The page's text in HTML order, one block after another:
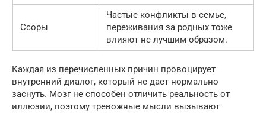
Ссоры
Частые конфликты в семье,
переживания за родных тоже
влияют не лучшим образом.
Каждая из перечисленных причин провоцирует
внутренний диалог, который не дает нормально
заснуть. Мозг не способен отличить реальность от
иллюзии, поэтому тревожные мысли вызывают